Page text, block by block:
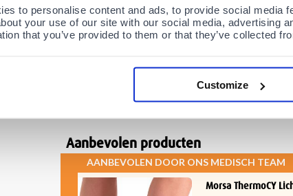
to personalise content and ads, to provide social media
your use of our site with our social media, advertising
that you’ve provided to them or that they’ve collected
Customize
Als je last hebt van de enkel, is het belangrijk om
bepalen waar de klachten vandaan komen en om
bestaat de behandeling uit het nemen van
Voorkomen is beter dan genezen. Er zijn een
belangrijk om voor het sporten een goede
techniek te letten tijdens het sporten. Ook is het
Aanbevolen producten
AANBEVOLEN DOOR ONS MEDISCH TEAM
Morsa ThermoCY